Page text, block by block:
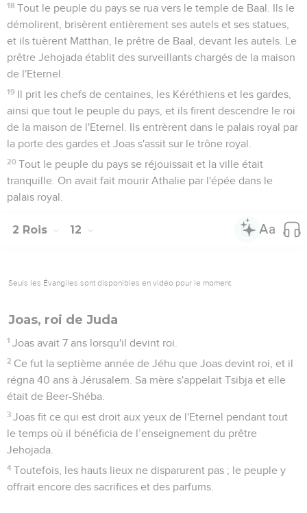
18 Tout le peuple du pays se rua vers le temple de Baal. Ils le
démolirent, brisèrent entièrement ses autels et ses statues,
et ils tuèrent Matthan, le prêtre de Baal, devant les autels. Le
prêtre Jehojada établit des surveillants chargés de la maison
de l'Eternel.
19 Il prit les chefs de centaines, les Kéréthiens et les gardes,
ainsi que tout le peuple du pays, et ils firent descendre le roi
de la maison de l'Eternel. Ils entrèrent dans le palais royal par
la porte des gardes et Joas s'assit sur le trône royal.
20 Tout le peuple du pays se réjouissait et la ville était
tranquille. On avait fait mourir Athalie par l'épée dans le
palais royal.
2 Rois 12
Seuls les Évangiles sont disponibles en vidéo pour le moment.
Joas, roi de Juda
1 Joas avait 7 ans lorsqu'il devint roi.
2 Ce fut la septième année de Jéhu que Joas devint roi, et il
régna 40 ans à Jérusalem. Sa mère s'appelait Tsibja et elle
était de Beer-Shéba.
3 Joas fit ce qui est droit aux yeux de l'Eternel pendant tout
le temps où il bénéficia de l’enseignement du prêtre
Jehojada.
4 Toutefois, les hauts lieux ne disparurent pas ; le peuple y
offrait encore des sacrifices et des parfums.